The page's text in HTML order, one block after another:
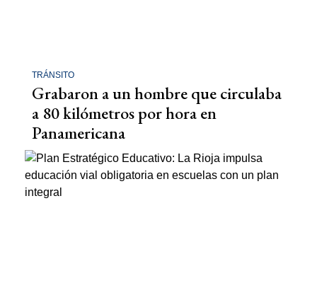
TRÁNSITO
Grabaron a un hombre que circulaba
a 80 kilómetros por hora en
Panamericana